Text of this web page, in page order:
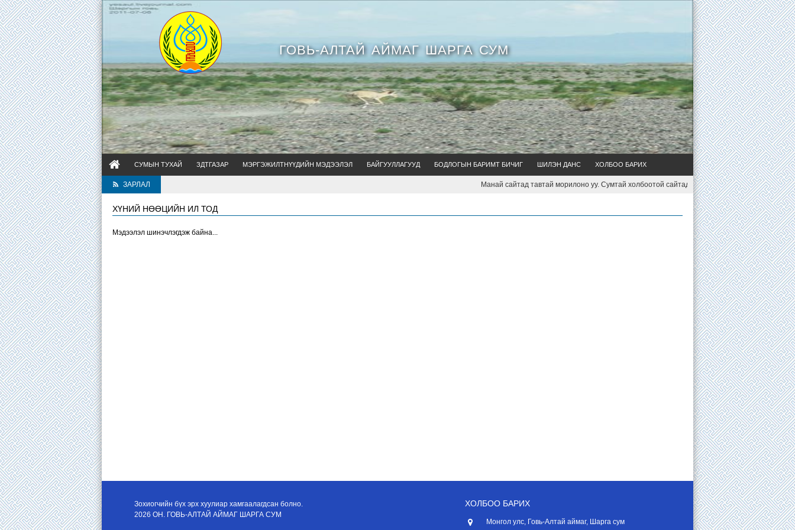
ГОВЬ-АЛТАЙ АЙМАГ ШАРГА СУМ
СУМЫН ТУХАЙ ЗДТГАЗАР МЭРГЭЖИЛТНҮҮДИЙН МЭДЭЭЛЭЛ БАЙГУУЛЛАГУУД БОДЛОГЫН БАРИМТ БИЧИГ ШИЛЭН ДАНС ХОЛБОО БАРИХ
ЗАРЛАЛ Манай сайтад тавтай морилоно уу. Сумтай холбоотой сайтад тавиулах мэдээ мэдээллээ
ХҮНИЙ НӨӨЦИЙН ИЛ ТОД
Мэдээлэл шинэчлэгдэж байна...
Зохиогчийн бүх эрх хуулиар хамгаалагдсан болно.
2026 ОН. ГОВЬ-АЛТАЙ АЙМАГ ШАРГА СУМ
ХОЛБОО БАРИХ
Монгол улс, Говь-Алтай аймаг, Шарга сум